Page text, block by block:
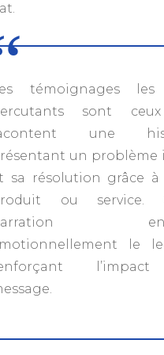
témoignages
sont
une
un problème
sa résolution grâce à
ou service.
le